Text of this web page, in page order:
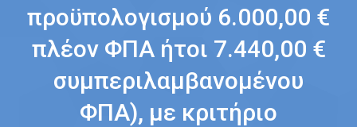
προϋπολογισμού 6.000,00 €
πλέον ΦΠΑ ήτοι 7.440,00 €
συμπεριλαμβανομένου
ΦΠΑ), με κριτήριο